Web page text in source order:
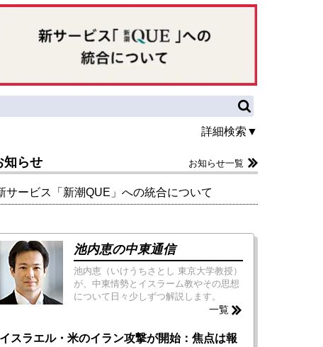
詳細検索▼
知らせ お知らせ一覧
サービス「新潮QUE」への統合について
池内恵の中東通信
池内恵（いけうちさとし 東京大学教授）
が、中東情勢とイスラーム教やその思想
について日々少しずつ解説します。
一覧
イスラエル・米のイラン攻撃が開始：焦点は報